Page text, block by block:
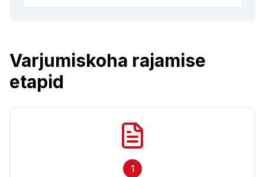
Varjumiskoha rajamise
etapid
1